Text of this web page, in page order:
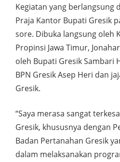
Kegiatan yang berlangsung
Praja Kantor Bupati Gresik
sore. Dibuka langsung oleh
Propinsi Jawa Timur,
oleh Bupati Gresik Sambari
BPN Gresik Asep Heri dan
Gresik.
“Saya merasa sangat
Gresik, khususnya dengan
Badan Pertanahan Gresik
dalam melaksanakan